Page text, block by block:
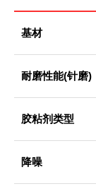
基材
耐磨性能(针磨)
胶粘剂类型
降噪